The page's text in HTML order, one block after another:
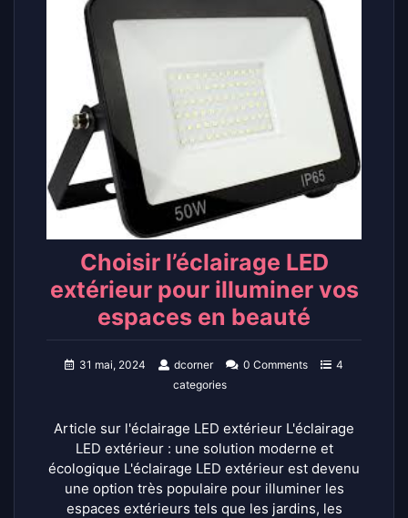
Choisir l’éclairage LED
extérieur pour illuminer vos
espaces en beauté
31 mai, 2024 dcorner 0 Comments
4
categories
Article sur l'éclairage LED extérieur L'éclairage
LED extérieur : une solution moderne et
écologique L'éclairage LED extérieur est devenu
une option très populaire pour illuminer les
espaces extérieurs tels que les jardins, les